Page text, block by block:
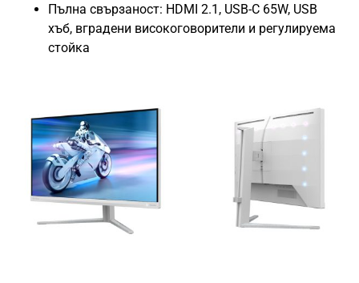
Пълна свързаност: HDMI 2.1, USB-C 65W, USB
хъб, вградени високоговорители и регулируема
стойка